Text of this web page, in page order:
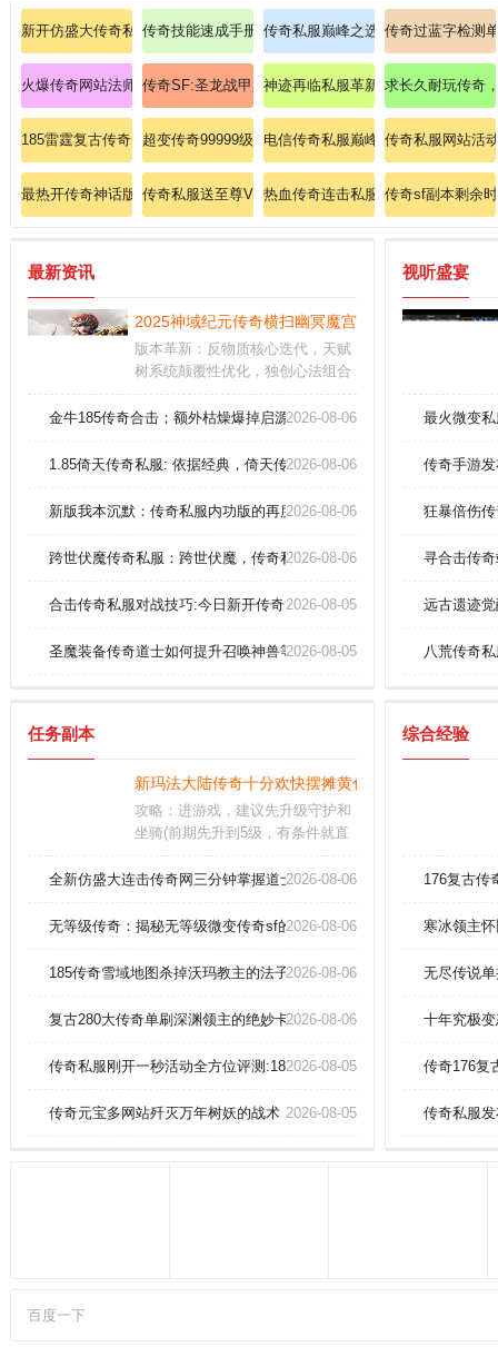
新开仿盛大传奇私服传奇技能速成手册战士如何触发逐日剑法双倍暴击？
传奇私服巅峰之选：无氪成圣，暴
传奇过蓝字检测
火爆传奇网站法师如何迅速领悟流星火雨奥义？
传奇SF:圣龙战甲巅峰对决影之魔王的制胜秘籍
神迹再临私服革新版：龙魂觉醒，
求长久耐玩传奇
185雷霆复古传奇、十分愉快打到强效道术力药水。
超变传奇99999级、暴走模式急需圣战戒指50枚！
电信传奇私服巅峰装备图鉴: 零失误
传奇私服网站活
最热开传奇神话版法师怎样提升冰咆哮暴击！
传奇私服送至尊VIP：玛法大陆至强特权，独享帝王荣
热血传奇连击私服 传奇sf副本剩余
最新资讯
2025神域纪元传奇横扫幽冥魔宫的终极战术手册！
版本革新：反物质核心迭代，天赋
树系统颠覆性优化，独创心法组合
心玩法：无序战场开启，龙脉争
魔殿征服战、位面裂缝等副本，诸
金牛185传奇合击；额外枯燥爆掉启源戒指(暗淡)？
2026-08-06
1.85倚天传奇私服: 依据经典，倚天传奇崭新呈现！
2026-08-06
新版我本沉默：传奇私服内功版的再度辉煌2026-08-06
跨世伏魔传奇私服：跨世伏魔，传奇私服的新探索
2026-08-06
合击传奇私服对战技巧:今日新开传奇简单解析战士英雄抗拒火环？
2026-08-05
圣魔装备传奇道士如何提升召唤神兽等级！2026-08-05
视听盛宴
最火微变
传奇手游
狂暴倍伤
寻合击传
远古遗迹
八荒传奇
任务副本
新玛法大陆传奇十分欢快摆摊黄色药粉(中量)。
攻略：进游戏，建议先升级守护和
坐骑(前期先升到5级，有条件就直
物血量，并吸血。金币：金猪送礼
活动都是金币的产出较多的地方。
分钟可以杀死怪物，一起分享各种
全新仿盛大连击传奇网三分钟掌握道士英雄无极真气爆发技巧！
2026-08-06
无等级传奇：揭秘无等级微变传奇sf的终极玩法
2026-08-06
185传奇雪域地图杀掉沃玛教主的法子！2026-08-06
复古280大传奇单刷深渊领主的绝妙卡位攻略！
2026-08-06
传奇私服刚开一秒活动全方位评测:185绿色传奇简便领略法师英雄灵
2026-08-05
传奇元宝多网站歼灭万年树妖的战术 2026-08-05
综合经验
176复古传
寒冰领主
无尽传说
十年究极
传奇176复
传奇私服
百度一下